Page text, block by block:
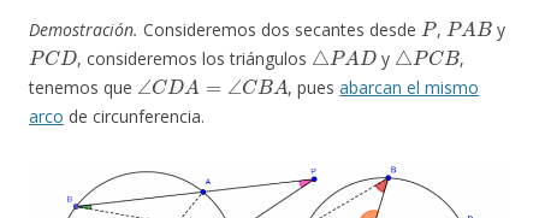
Demostración. Consideremos dos secantes desde
P
,
PAB
y
PCD
, consideremos los triángulos
△PAD
y
△PCB
,
tenemos que
∠CDA=∠ CBA
, puesabarcan el mismo
arco de circunferencia.